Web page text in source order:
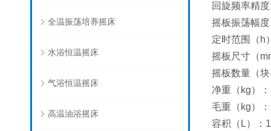
全温振荡培养摇床
水浴恒温摇床
气浴恒温摇床
高温油浴摇床
回旋频率精
摇板振荡幅
定时范围（h
摇板尺寸（
摇板数量（
净重（kg）
毛重（kg）
容积（L）：